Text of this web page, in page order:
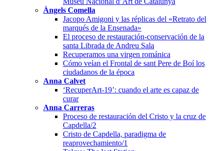
Àngels Comella
Jacopo Amigoni y las réplicas del «Retrato del
marqués de la Ensenada»
El proceso de restauración-conservación de la
santa Librada de Andreu Sala
Recuperamos una virgen románica
Cómo veían el Frontal de sant Pere de Boí los
ciudadanos de la época
Anna Calvet
‘RecuperArt-19’: cuando el arte es capaz de
curar
Anna Carreras
Proceso de restauración del Cristo y la cruz de
Capdella/2
Cristo de Capdella, paradigma de
reaprovechamiento/1